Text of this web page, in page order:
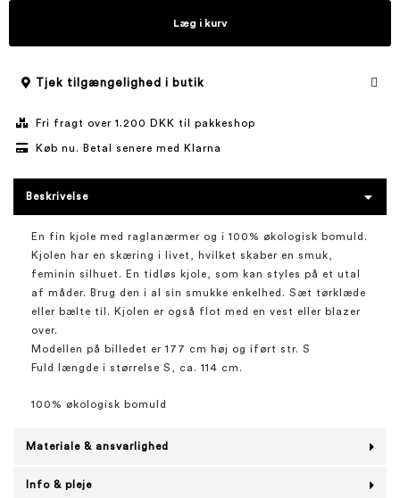
Læg i kurv
Tjek tilgængelighed i butik
Fri fragt over 1.200 DKK til pakkeshop
Køb nu. Betal senere med Klarna
Beskrivelse
En fin kjole med raglanærmer og i 100% økologisk bomuld.
Kjolen har en skæring i livet, hvilket skaber en smuk,
feminin silhuet. En tidløs kjole, som kan styles på et utal
af måder. Brug den i al sin smukke enkelhed. Sæt tørklæde
eller bælte til. Kjolen er også flot med en vest eller blazer
over.
Modellen på billedet er 177 cm høj og iført str. S
Fuld længde i størrelse S, ca. 114 cm.
100% økologisk bomuld
Materiale & ansvarlighed
Info & pleje